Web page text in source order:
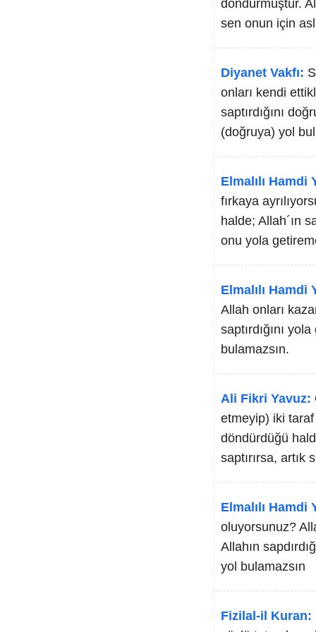
döndürmüştür.
sen onun için
Diyanet Vakfı:
onları kendi
saptırdığını
(doğruya) yol
Elmalılı Hamdi
fırkaya
halde; Allah´ın
onu yola
Elmalılı Hamdi
Allah onları
saptırdığını
bulamazsın.
Ali Fikri Yavuz:
etmeyip) iki
döndürdüğü
saptırırsa, artık
Elmalılı Hamdi
oluyorsunuz?
Allahın
yol bulamazsın
Fizilal-il Kuran: